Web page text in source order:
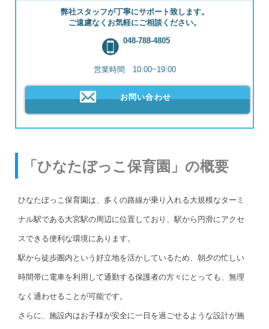
弊社スタッフが丁寧にサポート致します。
ご遠慮なくお気軽にご相談ください。
048-788-4805
営業時間 10:00~19:00
お問い合わせ
「ひなたぼっこ保育園」の概要
ひなたぼっこ保育園は、多くの路線が乗り入れる大規模なターミ
ナル駅である大宮駅の周辺に位置しており、駅から円滑にアクセ
スできる便利な環境にあります。
駅から徒歩圏内という好立地を活かしているため、朝夕の忙しい
時間帯に電車を利用して通勤する保護者の方々にとっても、無理
なく通わせることが可能です。
さらに、施設内はお子様が安全に一日を過ごせるような設計が施